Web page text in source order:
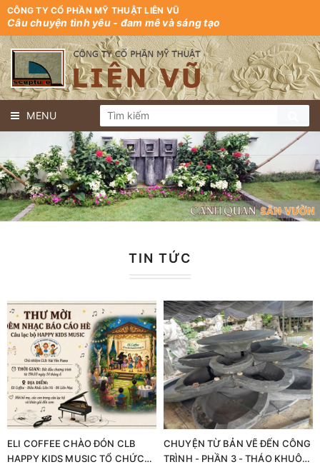
CÔNG TY CỔ PHẦN MỸ THUẬT LIÊN VŨ
Câu chuyện tình yêu - đam mê và sáng tạo
MENU
TIN TỨC
ELI COFFEE CHÀO ĐÓN CLB
HAPPY KIDS MUSIC TỔ CHỨC
CHUYỆN TỪ BẢN VẼ ĐẾN CÔNG
TRÌNH - PHẦN 3 - THÁO KHUÔN